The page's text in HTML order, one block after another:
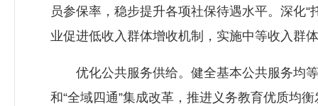
员参保率，稳步提升各项社保待遇水平。深化“
业促进低收入群体增收机制，实施中等收入群
优化公共服务供给。健全基本公共服务均等
和“全域四通”集成改革，推进义务教育优质均